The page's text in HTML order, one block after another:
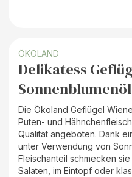
ÖKOLAND
Delikatess
Sonnenblumenöl
Die Ökoland Geflügel
Puten- und
Qualität angeboten. Dank
unter Verwendung von
Fleischanteil schmecken
Salaten, im Eintopf oder